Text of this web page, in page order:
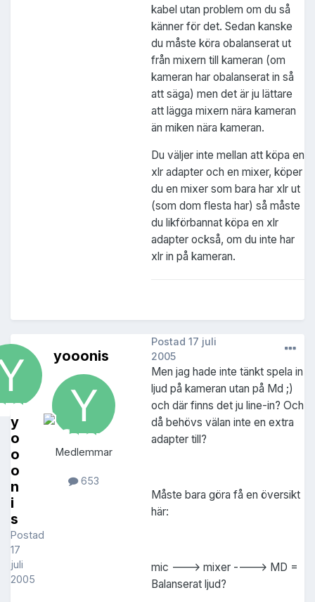
kabel utan problem om du så
känner för det. Sedan kanske
du måste köra obalanserat ut
från mixern till kameran (om
kameran har obalanserat in så
att säga) men det är ju lättare
att lägga mixern nära kameran
än miken nära kameran.
Du väljer inte mellan att köpa en
xlr adapter och en mixer, köper
du en mixer som bara har xlr ut
(som dom flesta har) så måste
du likförbannat köpa en xlr
adapter också, om du inte har
xlr in på kameran.
y
o
o
o
n
i
s
Postad
17
juli
2005
yooonis
Medlemmar
653
Postad 17 juli
2005
Men jag hade inte tänkt spela in
ljud på kameran utan på Md ;)
och där finns det ju line-in? Och
då behövs välan inte en extra
adapter till?
Måste bara göra få en översikt
här:
mic ---> mixer ----> MD =
Balanserat ljud?